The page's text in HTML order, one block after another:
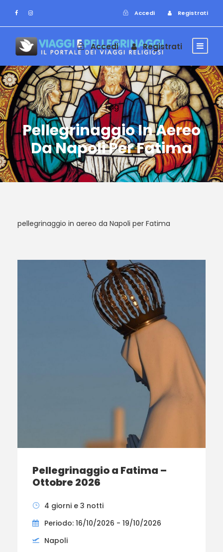
Accedi Registrati
Accedi Registrati
Tag
Pellegrinaggio In Aereo
Da Napoli Per Fatima
pellegrinaggio in aereo da Napoli per Fatima
Pellegrinaggio a Fatima –
Ottobre 2026
4 giorni e 3 notti
Periodo: 16/10/2026 - 19/10/2026
Napoli